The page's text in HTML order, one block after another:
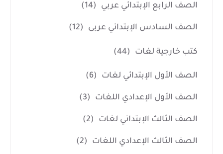
الصف الرابع الإبتدائي عربي (14)
الصف السادس الإبتدائي عربى (12)
كتب خارجية لغات (44)
الصف الأول الإبتدائي لغات (6)
الصف الأول الإعدادي اللغات (3)
الصف الثالث الإبتدائي لغات (2)
الصف الثالث الإعدادي اللغات (2)